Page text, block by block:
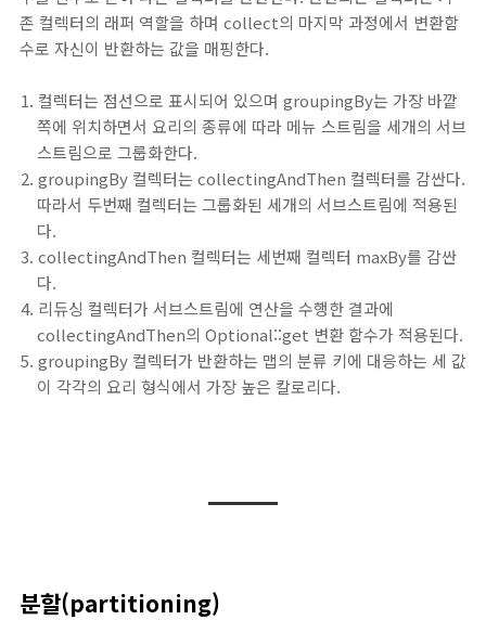
존 컬렉터의 래퍼 역할을 하며 collect의 마지막 과정에서 변환함
수로 자신이 반환하는 값을 매핑한다.
컬렉터는 점선으로 표시되어 있으며 groupingBy는 가장 바깥
쪽에 위치하면서 요리의 종류에 따라 메뉴 스트림을 세개의 서브
스트림으로 그룹화한다.
groupingBy 컬렉터는 collectingAndThen 컬렉터를 감싼다.
따라서 두번째 컬렉터는 그룹화된 세개의 서브스트림에 적용된
다.
collectingAndThen 컬렉터는 세번째 컬렉터 maxBy를 감싼
다.
리듀싱 컬렉터가 서브스트림에 연산을 수행한 결과에
collectingAndThen의 Optional::get 변환 함수가 적용된다.
groupingBy 컬렉터가 반환하는 맵의 분류 키에 대응하는 세 값
이 각각의 요리 형식에서 가장 높은 칼로리다.
분할(partitioning)